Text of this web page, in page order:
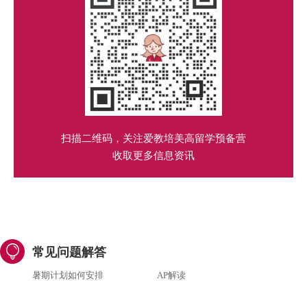
扫描二维码，关注爱教培美高留学预备营
收取更多信息资讯
常见问题解答
暑期计划如何安排
AP解读